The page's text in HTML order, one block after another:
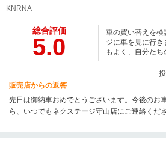
KNRNA
総合評価
5.0
車の買い替えを検
ジに車を見に行
もよく、自分たち
販売店からの返答
先日は御納車おめでとうございます。今後のお
ら、いつでもネクステージ守山店にご連絡くだ